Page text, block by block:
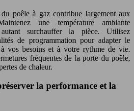
poêle à gaz contribue largement aux
une température ambiante
surchauffer la pièce. Utilisez
de programmation pour adapter le
vos besoins et à votre rythme de vie.
fréquentes de la porte du poêle,
de chaleur.
la performance et la